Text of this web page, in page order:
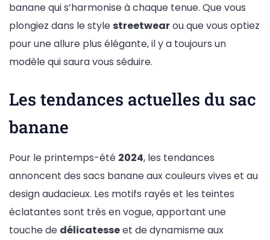
banane qui s’harmonise à chaque tenue. Que vous
plongiez dans le style streetwearou que vous optiez
pour une allure plus élégante, il y a toujours un
modèle qui saura vous séduire.
Les tendances actuelles du sac
banane
Pour le printemps-été 2024, les tendances
annoncent des sacs banane aux couleurs vives et au
design audacieux. Les motifs rayés et les teintes
éclatantes sont très en vogue, apportant une
touche de délicatesseet de dynamisme aux